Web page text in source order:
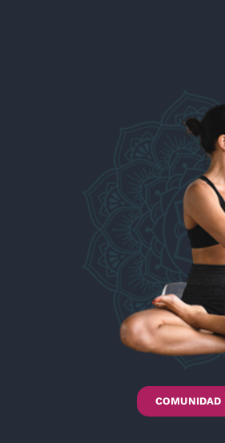
COMUNIDAD